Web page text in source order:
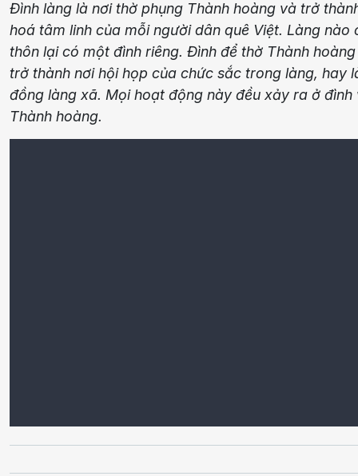
Đình làng là nơi thờ phụng Thành hoàng và trở
hoá tâm linh của mỗi người dân quê Việt. Làng nào
thôn lại có một đình riêng. Đình để thờ Thành
trở thành nơi hội họp của chức sắc trong làng, hay
đồng làng xã. Mọi hoạt động này đều xảy ra ở đình
Thành hoàng.